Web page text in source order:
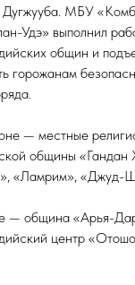
Дугжууба. МБУ
Удэ» выполнил
общин и
горожанам
— местные
общины
«Ламрим», «Джуд-
— община «Арья-
центр